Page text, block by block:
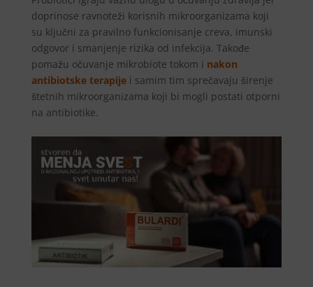
doprinose ravnoteži korisnih mikroorganizama koji
su ključni za pravilno funkcionisanje creva, imunski
odgovor i smanjenje rizika od infekcija. Takođe
pomažu očuvanje mikrobiote tokom i nakon
antibiotske terapijei samim tim sprečavaju širenje
štetnih mikroorganizama koji bi mogli postati otporni
na antibiotike.